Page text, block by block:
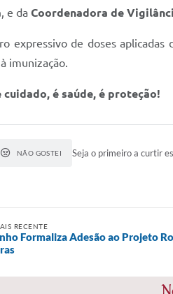
, e da Coordenadora de
expressivo de doses
imunização.
cuidado, é saúde, é proteção!
NÃO GOSTEI Seja o primeiro a curtir
RECENTE
Formaliza Adesão ao Projeto